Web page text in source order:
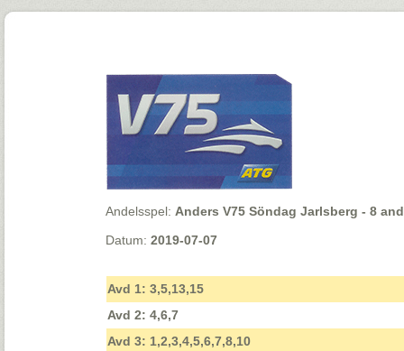
Andelsspel: Anders V75 Söndag Jarlsberg - 8
Datum:2019-07-07
Avd 1: 3,5,13,15
Avd 2: 4,6,7
Avd 3: 1,2,3,4,5,6,7,8,10